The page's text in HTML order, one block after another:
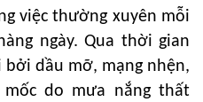
việc thường xuyên mỗi
ngày. Qua thời gian
dầu mỡ, mạng nhện,
do mưa nắng thất